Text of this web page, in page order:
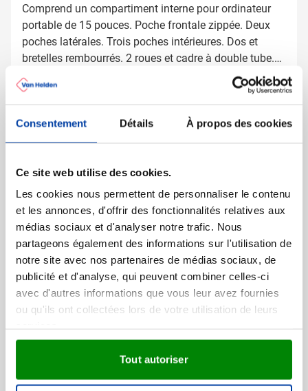
Consentement Détails À propos des cookies
Ce site web utilise des cookies.
Les cookies nous permettent de personnaliser le contenu
et les annonces, d'offrir des fonctionnalités relatives aux
médias sociaux et d'analyser notre trafic. Nous
partageons également des informations sur l'utilisation de
notre site avec nos partenaires de médias sociaux, de
publicité et d'analyse, qui peuvent combiner celles-ci
avec d'autres informations que vous leur avez fournies
ou qu'ils ont collectées lors de votre utilisation de leurs
Tout autoriser
Comprend un compartiment interne pour ordinateur
portable de 15 pouces. Poche frontale zippée. Deux
poches latérales. Trois poches intérieures. Dos et
bretelles rembourrés. 2 roues et cadre à double tube.
Commandez maintenant !
En savoir plus
Plus d'information
1167027
Marque
Mid Ocean Brands
Matière
rPET
Dimensions
31 cm x 19 cm x 47 cm (l
x l x h)
Diamètre
0 cm
D'autres ont aussi regardé
Chaise de Plage en Bois
Honopu